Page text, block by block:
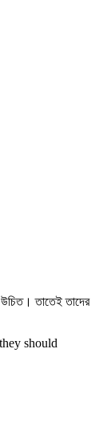
উচিত। তাতেই তাদের
should